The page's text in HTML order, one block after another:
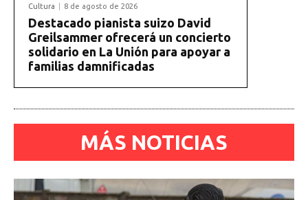
Cultura 8 de agosto de 2026
Destacado pianista suizo David
Greilsammer ofrecerá un concierto
solidario en La Unión para apoyar a
familias damnificadas
MÁS NOTICIAS